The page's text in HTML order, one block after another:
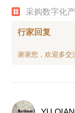
采购数字化
行家回复